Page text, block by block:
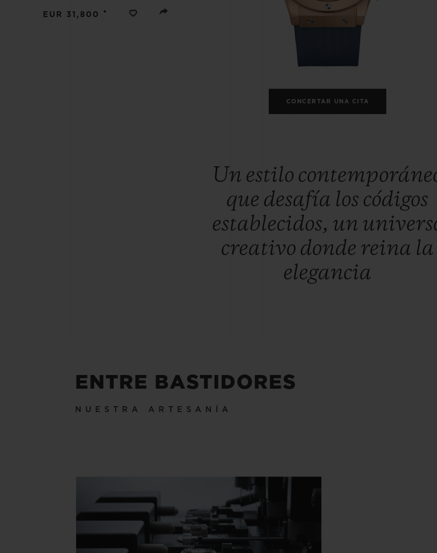
EUR 31,800 •
CONCERTAR UNA CITA
Un estilo
que desafía los códigos
establecidos, un
creativo donde reina la
elegancia
ENTRE BASTIDORES
NUESTRA ARTESANÍA
BIG BANG BIG BANG
PEACH CERAMIC
ENTREGA PREVISTA
DEVOLUCIONES Y